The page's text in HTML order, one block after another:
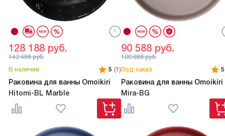
В наличии 5 (1)
Раковина для ванны Omoikiri
Hitomi-BL Marble
128 188 руб.
142 488руб.
Под заказ
5
Раковина для ванны Omoikiri
Mira-BG
90 588 руб.
100 688руб.